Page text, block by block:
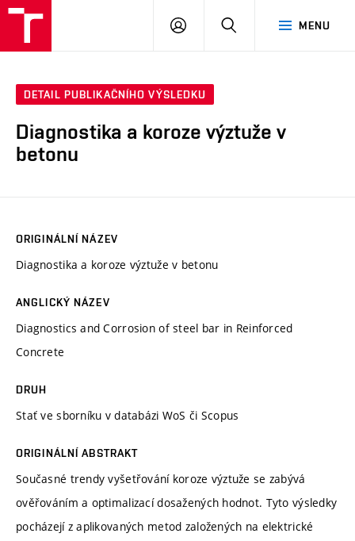
MENU
PŘIHLÁSIT
DETAIL PUBLIKAČNÍHO VÝSLEDKU
Diagnostika a koroze výztuže v
betonu
ORIGINÁLNÍ NÁZEV
Diagnostika a koroze výztuže v betonu
ANGLICKÝ NÁZEV
Diagnostics and Corrosion of steel bar in Reinforced
Concrete
DRUH
Stať ve sborníku v databázi WoS či Scopus
ORIGINÁLNÍ ABSTRAKT
Současné trendy vyšetřování koroze výztuže se zabývá
ověřováním a optimalizací dosažených hodnot. Tyto výsledky
pocházejí z aplikovaných metod založených na elektrické